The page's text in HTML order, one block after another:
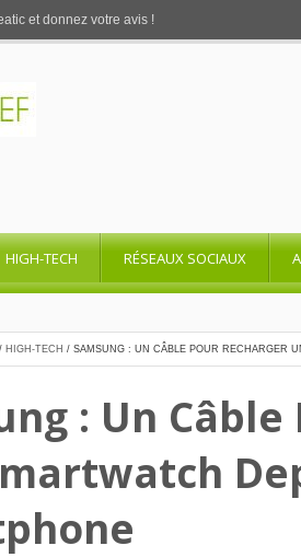
et donnez votre avis !
HIGH-TECH RÉSEAUX SOCIAUX
/ HIGH-TECH / SAMSUNG : UN CÂBLE POUR RECHARGER
: Un